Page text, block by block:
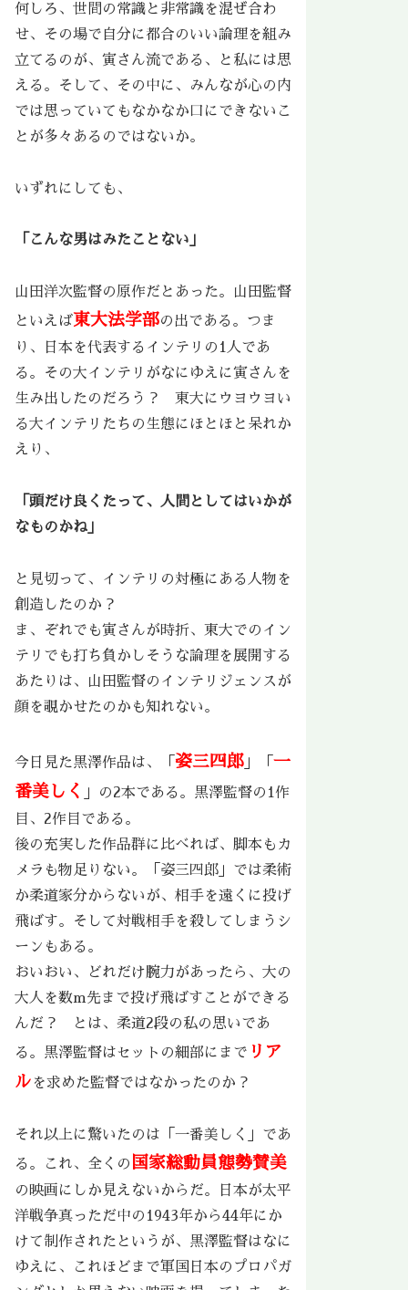
何しろ、世間の常識と非常識を混ぜ合わ
せ、その場で自分に都合のいい論理を組み
立てるのが、寅さん流である、と私には思
える。そして、その中に、みんなが心の内
では思っていてもなかなか口にできないこ
とが多々あるのではないか。
いずれにしても、
「こんな男はみたことない」
山田洋次監督の原作だとあった。山田監督
といえば東大法学部の出である。つま
り、日本を代表するインテリの1人であ
る。その大インテリがなにゆえに寅さんを
生み出したのだろう？ 東大にウヨウヨい
る大インテリたちの生態にほとほと呆れか
えり、
「頭だけ良くたって、人間としてはいかが
なものかね」
と見切って、インテリの対極にある人物を
創造したのか？
ま、ぞれでも寅さんが時折、東大でのイン
テリでも打ち負かしそうな論理を展開する
あたりは、山田監督のインテリジェンスが
顔を覗かせたのかも知れない。
今日見た黒澤作品は、「 姿三四郎 」「 一
番美しく
」の2本である。黒澤監督の1作
目、2作目である。
後の充実した作品群に比べれば、脚本もカ
メラも物足りない。「姿三四郎」では柔術
か柔道家分からないが、相手を遠くに投げ
飛ばす。そして対戦相手を殺してしまうシ
ーンもある。
おいおい、どれだけ腕力があったら、大の
大人を数m先まで投げ飛ばすことができる
んだ？ とは、柔道2段の私の思いであ
る。黒澤監督はセットの細部にまで リア
ル を求めた監督ではなかったのか？
それ以上に驚いたのは「一番美しく」であ
る。これ、全くの 国家総動員態勢賛美
の映画にしか見えないからだ。日本が太平
洋戦争真っただ中の1943年から44年にか
けて制作されたというが、黒澤監督はなに
ゆえに、これほどまで軍国日本のプロパガ